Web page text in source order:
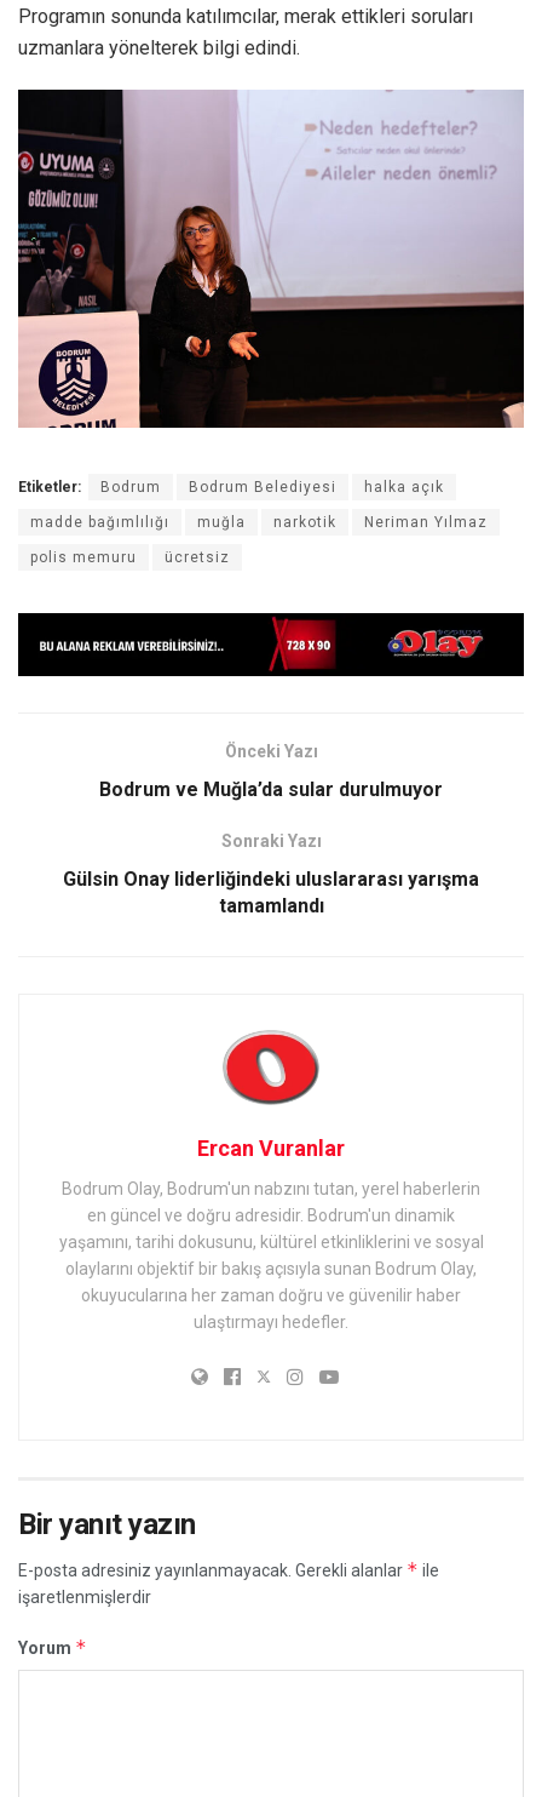
Programın sonunda katılımcılar, merak ettikleri soruları
uzmanlara yönelterek bilgi edindi.
Etiketler: Bodrum Bodrum Belediyesi halka açık
madde bağımlılığı muğla narkotik Neriman Yılmaz
polis memuru ücretsiz
Önceki Yazı
Bodrum ve Muğla’da sular durulmuyor
Sonraki Yazı
Gülsin Onay liderliğindeki uluslararası yarışma
tamamlandı
Ercan Vuranlar
Bodrum Olay, Bodrum'un nabzını tutan, yerel haberlerin
en güncel ve doğru adresidir. Bodrum'un dinamik
yaşamını, tarihi dokusunu, kültürel etkinliklerini ve sosyal
olaylarını objektif bir bakış açısıyla sunan Bodrum Olay,
okuyucularına her zaman doğru ve güvenilir haber
ulaştırmayı hedefler.
Bir yanıt yazın
E-posta adresiniz yayınlanmayacak. Gerekli alanlar * ile
işaretlenmişlerdir
Yorum *